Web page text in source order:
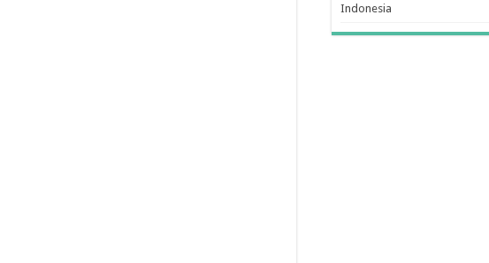
Indonesia